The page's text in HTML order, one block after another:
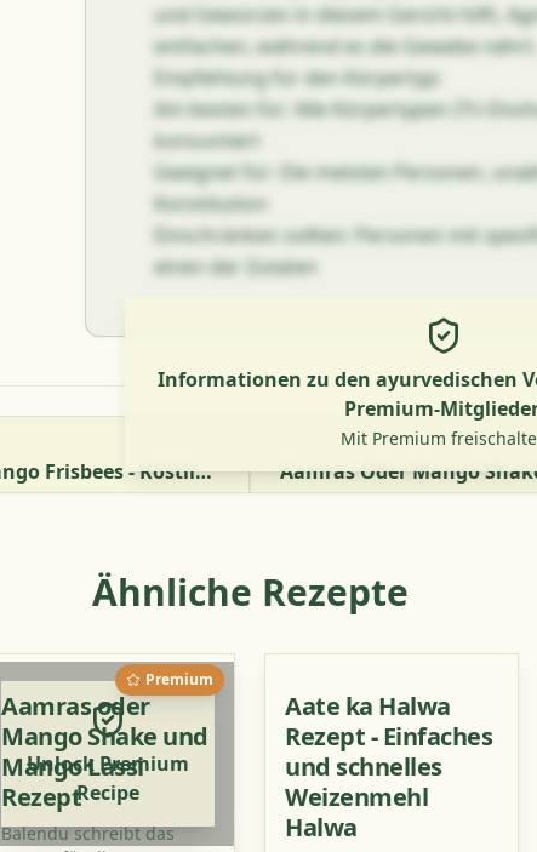
und Gewürzen in diesem Gericht hilft,
entfachen, während es die Gewebe nährt.
Empfehlung für den Körpertyp:
Am besten für: Alle Körpertypen (Tri-
konsumiert
Geeignet für: Die meisten Personen,
Konstitution
Einschränken sollten: Personen mit
einen der Zutaten
Informationen zu den ayurvedischen
Premium-
Mit Premium
Aam Papad Rezept - Mango Frisbees - Köstlicher Mango-Snack
Ähnliche Rezepte
Premium
Unlock Premium
Recipe
Aamras oder
Mango Shake und
Mango Lassi
Rezept
Balendu schreibt das
Aate ka Halwa
Rezept - Einfaches
und schnelles
Weizenmehl
Halwa